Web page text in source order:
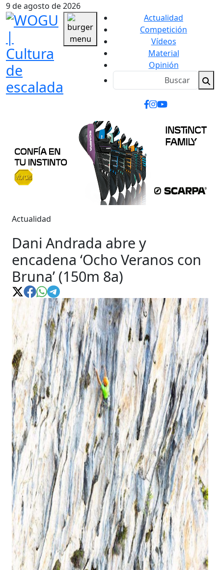
9 de agosto de 2026
Actualidad
Competición
Vídeos
Material
Opinión
Actualidad
Dani Andrada abre y
encadena ‘Ocho Veranos con
Bruna’ (150m 8a)